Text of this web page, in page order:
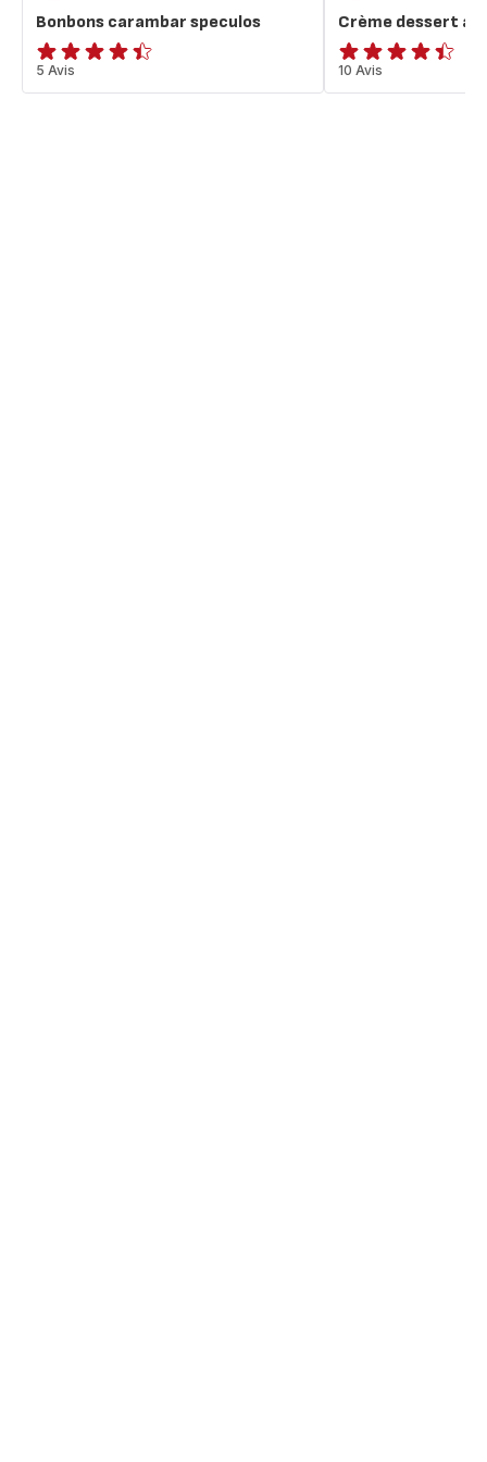
Bonbons carambar speculos
ratings.4.4
5 Avis
Crème dessert au
ratings.4.4
10 Avis